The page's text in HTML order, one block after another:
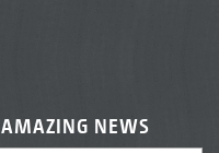
NEWS